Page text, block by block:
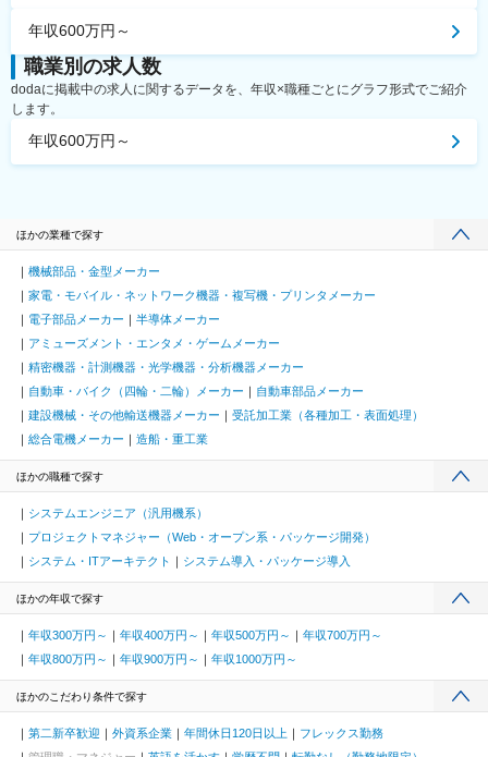
年収600万円～
職業別の求人数
dodaに掲載中の求人に関するデータを、年収×職種ごとにグラフ形式でご紹介
します。
年収600万円～
ほかの業種で探す
機械部品・金型メーカー
家電・モバイル・ネットワーク機器・複写機・プリンタメーカー
電子部品メーカー
半導体メーカー
アミューズメント・エンタメ・ゲームメーカー
精密機器・計測機器・光学機器・分析機器メーカー
自動車・バイク（四輪・二輪）メーカー
自動車部品メーカー
建設機械・その他輸送機器メーカー
受託加工業（各種加工・表面処理）
総合電機メーカー
造船・重工業
ほかの職種で探す
システムエンジニア（汎用機系）
プロジェクトマネジャー（Web・オープン系・パッケージ開発）
システム・ITアーキテクト
システム導入・パッケージ導入
ほかの年収で探す
年収300万円～ 年収400万円～ 年収500万円～
年収700万円～
年収800万円～
年収900万円～ 年収1000万円～
ほかのこだわり条件で探す
第二新卒歓迎 外資系企業 年間休日120日以上
フレックス勤務